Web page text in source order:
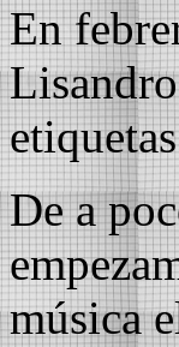
En
De a
música